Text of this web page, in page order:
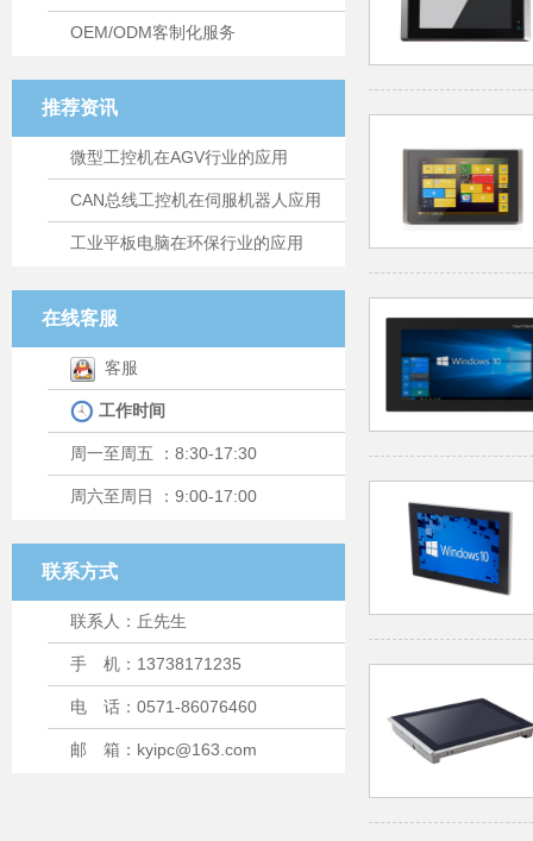
OEM/ODM客制化服务
推荐资讯
微型工控机在AGV行业的应用
CAN总线工控机在伺服机器人应用
工业平板电脑在环保行业的应用
在线客服
客服
工作时间
周一至周五 ：8:30-17:30
周六至周日 ：9:00-17:00
联系方式
联系人：丘先生
手 机：13738171235
电 话：0571-86076460
邮 箱：kyipc@163.com